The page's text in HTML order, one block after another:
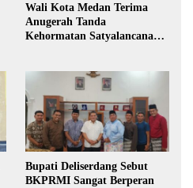
Wali Kota Medan Terima
Anugerah Tanda
Kehormatan Satyalancana
Bupati Deliserdang Sebut
BKPRMI Sangat Berperan